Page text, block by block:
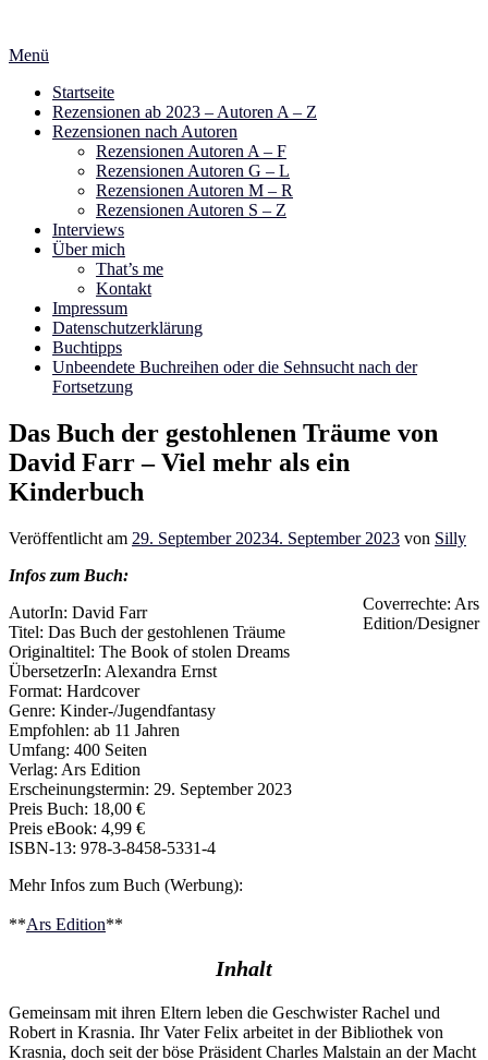
springen
Menü
Startseite
Rezensionen ab 2023 – Autoren A – Z
Rezensionen nach Autoren
Rezensionen Autoren A – F
Rezensionen Autoren G – L
Rezensionen Autoren M – R
Rezensionen Autoren S – Z
Interviews
Über mich
That’s me
Kontakt
Impressum
Datenschutzerklärung
Buchtipps
Unbeendete Buchreihen oder die Sehnsucht nach der
Fortsetzung
Das Buch der gestohlenen Träume von
David Farr – Viel mehr als ein
Kinderbuch
Veröffentlicht am 29. September 20234. September 2023 von Silly
Coverrechte: Ars
Edition/Designer
Infos zum Buch:
AutorIn: David Farr
Titel: Das Buch der gestohlenen Träume
Originaltitel: The Book of stolen Dreams
ÜbersetzerIn: Alexandra Ernst
Format: Hardcover
Genre: Kinder-/Jugendfantasy
Empfohlen: ab 11 Jahren
Umfang: 400 Seiten
Verlag: Ars Edition
Erscheinungstermin: 29. September 2023
Preis Buch: 18,00 €
Preis eBook: 4,99 €
ISBN-13: 978-3-8458-5331-4
Mehr Infos zum Buch (Werbung):
**Ars Edition**
Inhalt
Gemeinsam mit ihren Eltern leben die Geschwister Rachel und
Robert in Krasnia. Ihr Vater Felix arbeitet in der Bibliothek von
Krasnia, doch seit der böse Präsident Charles Malstain an der Macht